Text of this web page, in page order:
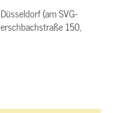
(am SVG-
150,